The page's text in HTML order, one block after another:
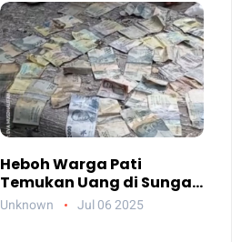
Heboh Warga Pati
Temukan Uang di Sungai,
Netizen Sebut Fenomena
Unknown Jul 06 2025